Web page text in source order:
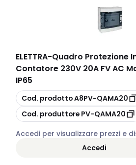
ELETTRA-Quadro Protezione
Contatore 230V 20A FV AC
IP65
copia
Cod. prodottoA8PV-QAMA20
copia
Cod. produttore PV-QAMA20
Accedi per visualizzare prezzi e
Accedi